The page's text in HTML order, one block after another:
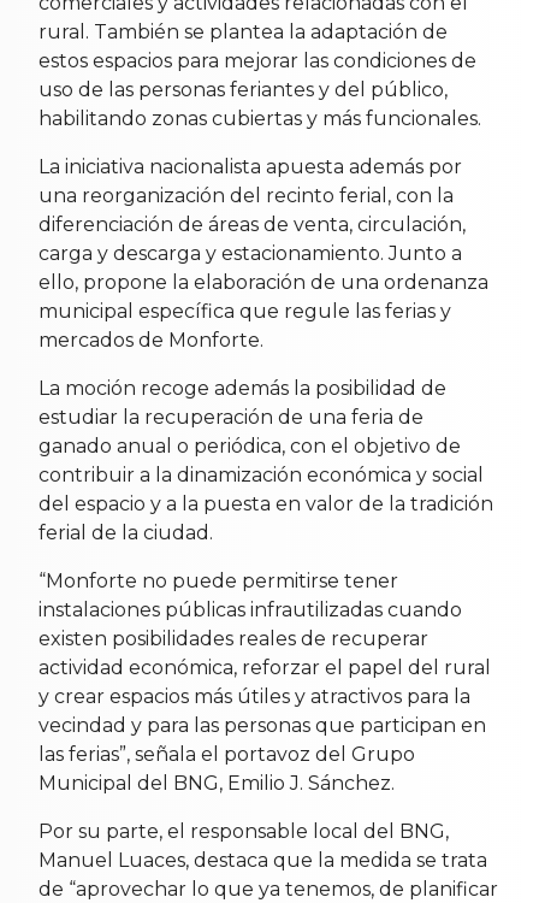
rural. También se plantea la adaptación de
estos espacios para mejorar las condiciones de
uso de las personas feriantes y del público,
habilitando zonas cubiertas y más funcionales.
La iniciativa nacionalista apuesta además por
una reorganización del recinto ferial, con la
diferenciación de áreas de venta, circulación,
carga y descarga y estacionamiento. Junto a
ello, propone la elaboración de una ordenanza
municipal específica que regule las ferias y
mercados de Monforte.
La moción recoge además la posibilidad de
estudiar la recuperación de una feria de
ganado anual o periódica, con el objetivo de
contribuir a la dinamización económica y social
del espacio y a la puesta en valor de la tradición
ferial de la ciudad.
“Monforte no puede permitirse tener
instalaciones públicas infrautilizadas cuando
existen posibilidades reales de recuperar
actividad económica, reforzar el papel del rural
y crear espacios más útiles y atractivos para la
vecindad y para las personas que participan en
las ferias”, señala el portavoz del Grupo
Municipal del BNG, Emilio J. Sánchez.
Por su parte, el responsable local del BNG,
Manuel Luaces, destaca que la medida se trata
de “aprovechar lo que ya tenemos, de planificar